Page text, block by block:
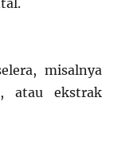
misalnya
atau ekstrak